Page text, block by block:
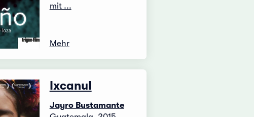
mit ...
Mehr
Ixcanul
Jayro Bustamante